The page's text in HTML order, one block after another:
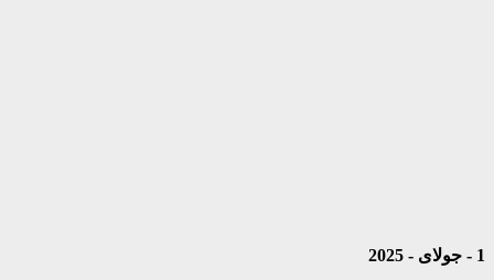
1 - جولای - 2025